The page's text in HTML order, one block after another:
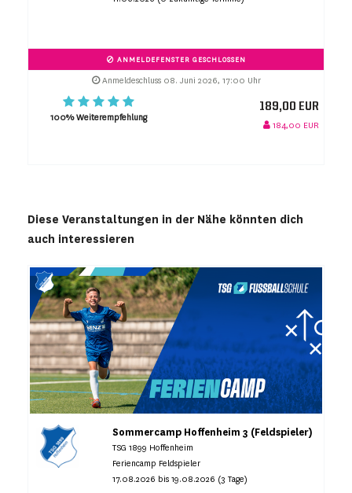
ANMELDEFENSTER GESCHLOSSEN
Anmeldeschluss 08. Juni 2026, 17:00 Uhr
100% Weiterempfehlung
189,00 EUR
184,00 EUR
Diese Veranstaltungen in der Nähe könnten dich
auch interessieren
Sommercamp Hoffenheim 3 (Feldspieler)
TSG 1899 Hoffenheim
Feriencamp Feldspieler
17.08.2026 bis 19.08.2026 (3 Tage)